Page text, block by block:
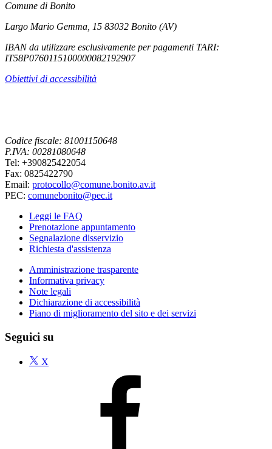
Comune di Bonito
Largo Mario Gemma, 15 83032 Bonito (AV)
IBAN da utilizzare esclusivamente per pagamenti TARI:
IT58P0760115100000082192907
Obiettivi di accessibilità
Codice fiscale: 81001150648
P.IVA: 00281080648
Tel: +390825422054
Fax: 0825422790
Email: protocollo@comune.bonito.av.it
PEC: comunebonito@pec.it
Leggi le FAQ
Prenotazione appuntamento
Segnalazione disservizio
Richiesta d'assistenza
Amministrazione trasparente
Informativa privacy
Note legali
Dichiarazione di accessibilità
Piano di miglioramento del sito e dei servizi
Seguici su
X